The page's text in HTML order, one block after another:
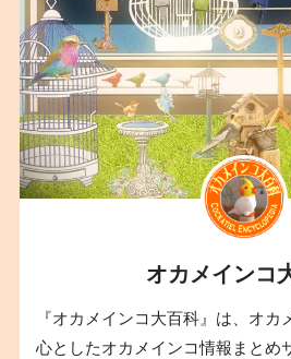
オカメインコ
『オカメインコ大百科』は、オカ
心としたオカメインコ情報まとめ